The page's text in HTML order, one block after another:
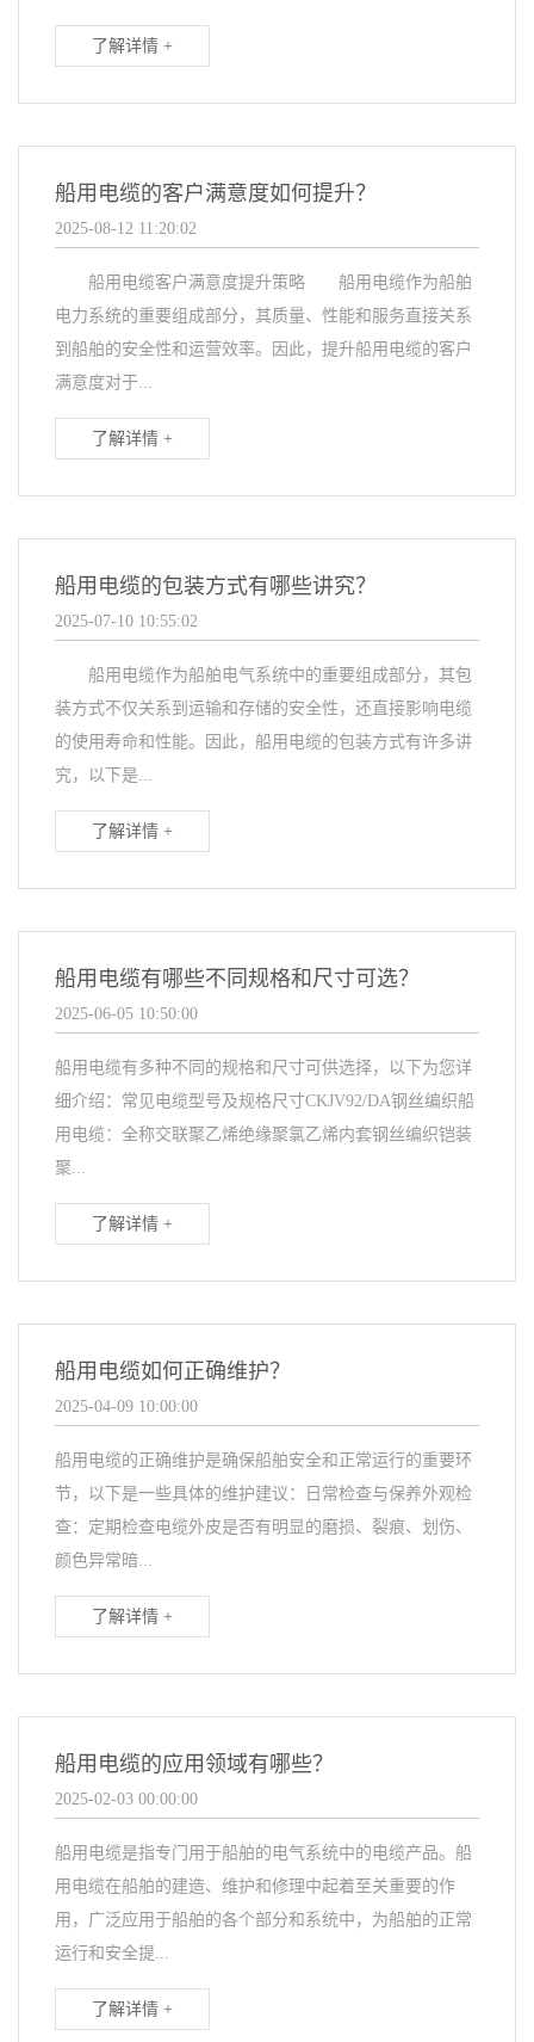
了解详情 +
船用电缆的客户满意度如何提升？
2025-08-12 11:20:02
船用电缆客户满意度提升策略 船用电缆作为船舶
电力系统的重要组成部分，其质量、性能和服务直接关系
到船舶的安全性和运营效率。因此，提升船用电缆的客户
满意度对于...
了解详情 +
船用电缆的包装方式有哪些讲究？
2025-07-10 10:55:02
船用电缆作为船舶电气系统中的重要组成部分，其包
装方式不仅关系到运输和存储的安全性，还直接影响电缆
的使用寿命和性能。因此，船用电缆的包装方式有许多讲
究，以下是...
了解详情 +
船用电缆有哪些不同规格和尺寸可选？
2025-06-05 10:50:00
船用电缆有多种不同的规格和尺寸可供选择，以下为您详
细介绍：常见电缆型号及规格尺寸CKJV92/DA钢丝编织船
用电缆：全称交联聚乙烯绝缘聚氯乙烯内套钢丝编织铠装
聚...
了解详情 +
船用电缆如何正确维护？
2025-04-09 10:00:00
船用电缆的正确维护是确保船舶安全和正常运行的重要环
节，以下是一些具体的维护建议：日常检查与保养外观检
查：定期检查电缆外皮是否有明显的磨损、裂痕、划伤、
颜色异常暗...
了解详情 +
船用电缆的应用领域有哪些？
2025-02-03 00:00:00
船用电缆是指专门用于船舶的电气系统中的电缆产品。船
用电缆在船舶的建造、维护和修理中起着至关重要的作
用，广泛应用于船舶的各个部分和系统中，为船舶的正常
运行和安全提...
了解详情 +